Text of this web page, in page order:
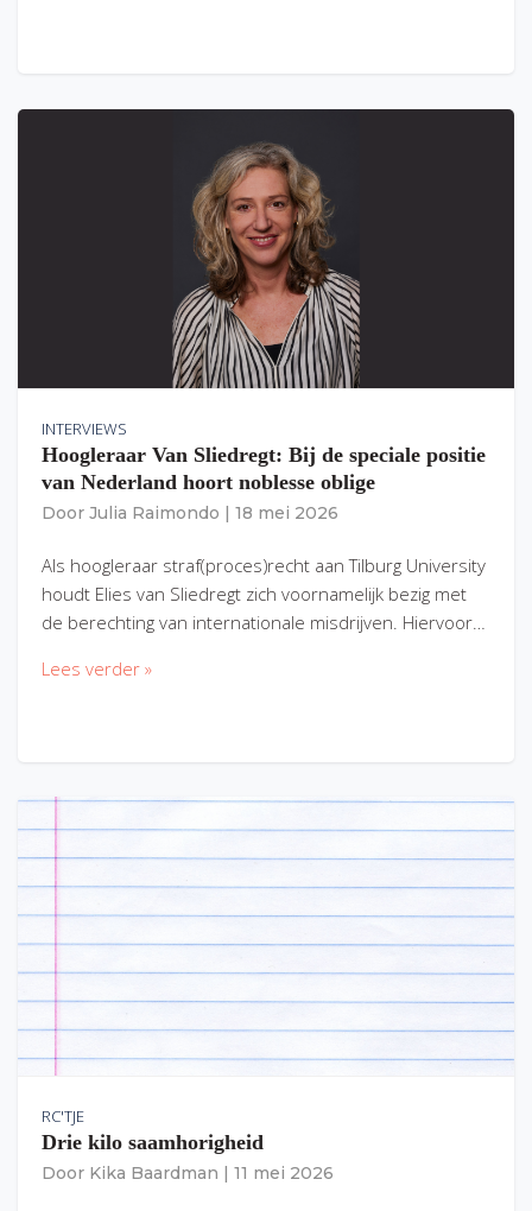
INTERVIEWS
Hoogleraar Van Sliedregt: Bij de speciale positie
van Nederland hoort noblesse oblige
Door Julia Raimondo 18 mei 2026
Als hoogleraar straf(proces)recht aan Tilburg University
houdt Elies van Sliedregt zich voornamelijk bezig met
de berechting van internationale misdrijven. Hiervoor…
Lees verder »
RC'TJE
Drie kilo saamhorigheid
Door Kika Baardman 11 mei 2026